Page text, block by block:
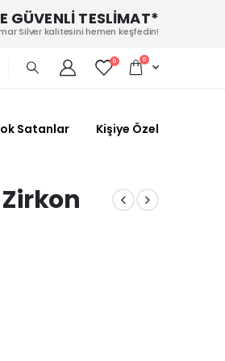
GÜVENLİ TESLİMAT*
Silver kalitesini hemen keşfedin!
0 0
Satanlar Kişiye Özel